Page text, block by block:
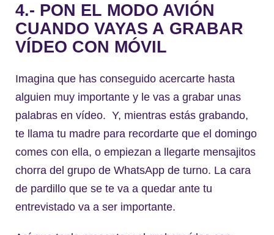
4.- PON EL MODO AVIÓN
CUANDO VAYAS A GRABAR
VÍDEO CON MÓVIL
Imagina que has conseguido acercarte hasta
alguien muy importante y le vas a grabar unas
palabras en vídeo. Y, mientras estás grabando,
te llama tu madre para recordarte que el domingo
comes con ella, o empiezan a llegarte mensajitos
chorra del grupo de WhatsApp de turno. La cara
de pardillo que se te va a quedar ante tu
entrevistado va a ser importante.